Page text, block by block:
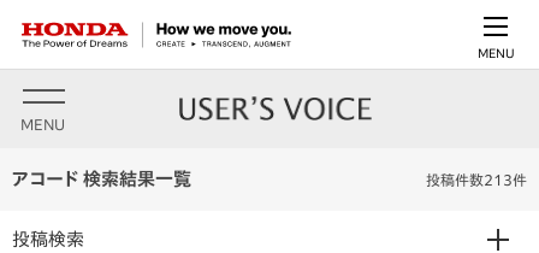
MENU
MENU
アコード 検索結果一覧 投稿件数213件
投稿検索